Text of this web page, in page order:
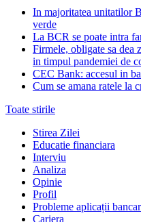
In majoritatea unitatilor
verde
La BCR se poate intra
Firmele, obligate sa dea
in timpul pandemiei de
CEC Bank: accesul in
Cum se amana ratele la
Toate stirile
Stirea Zilei
Educatie financiara
Interviu
Analiza
Opinie
Profil
Probleme aplicații
Cariera